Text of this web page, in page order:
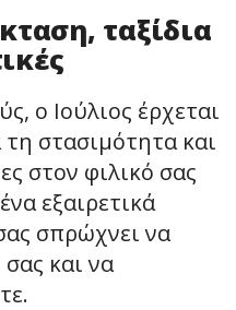
ταξίδια
ο Ιούλιος έρχεται
τη στασιμότητα και
στον φιλικό σας
εξαιρετικά
σπρώχνει να
και να